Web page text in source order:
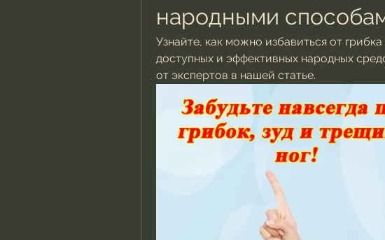
народными
Узнайте, как можно избавиться от
доступных и эффективных народных
от экспертов в нашей статье.